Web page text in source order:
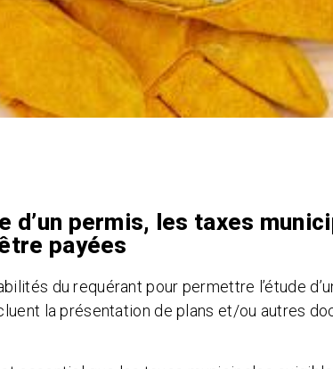
d’un permis, les taxes
payées
du requérant pour permettre l’étude
la présentation de plans et/ou autres